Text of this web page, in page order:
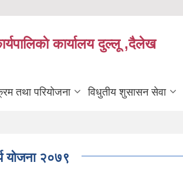
कार्यालय दुल्लू ,दैलेख
तथा परियोजना विधुतीय शुसासन सेवा
योजना २०७९